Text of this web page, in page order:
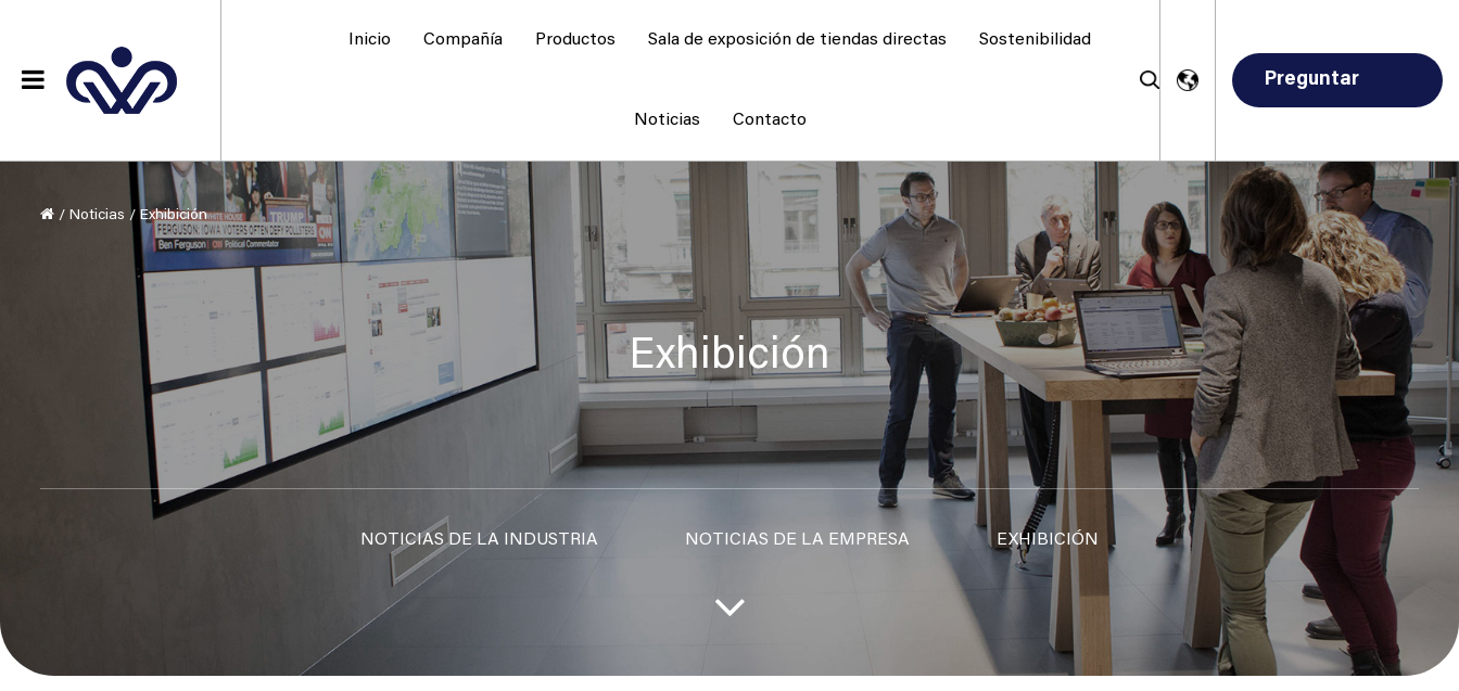
Inicio Compañía Productos Sala de exposición de tiendas directas Sostenibilidad
Noticias Contacto
Preguntar
/ Noticias / Exhibición
Exhibición
NOTICIAS DE LA INDUSTRIA NOTICIAS DE LA EMPRESA EXHIBICIÓN